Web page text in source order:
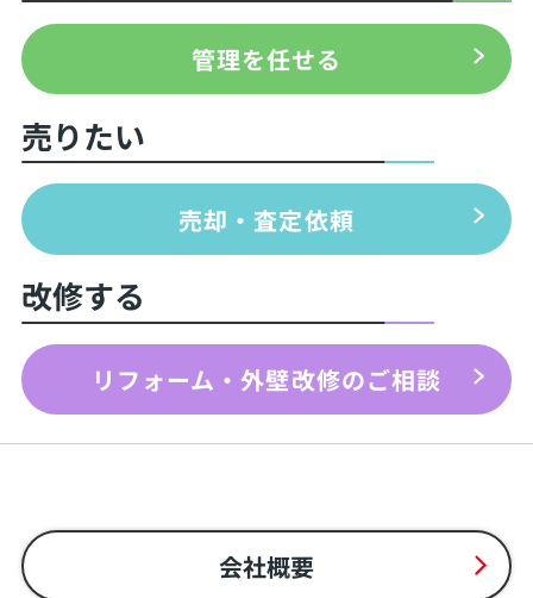
管理を任せる
売りたい
売却・査定依頼
改修する
リフォーム・外壁改修のご相談
会社概要